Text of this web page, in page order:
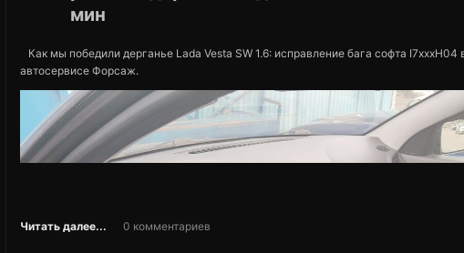
мин
Как мы победили дерганье Lada Vesta SW 1.6: исправление бага софта I7xxxH04
автосервисе Форсаж.
Читать далее... 0 комментариев